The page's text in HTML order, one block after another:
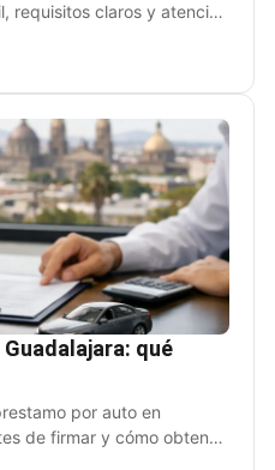
requisitos claros y atención
qué
por auto en
de firmar y cómo obtener